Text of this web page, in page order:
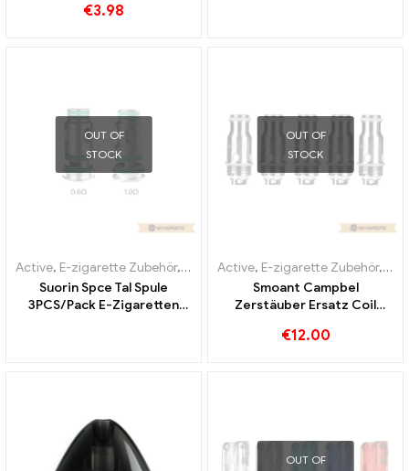
Custom
€3.98
OUT OF
STOCK
Active, E-zigarette Zubehör, Verdampfer
Suorin Spce Tal Spule
3PCS/Pack E-Zigaretten
OUT OF
STOCK
Active, E-zigarette Zubehör,
Smoant Campbel
Zerstäuber Ersatz Coil
Zigaretten Großhandel丨
€12.00
OUT OF